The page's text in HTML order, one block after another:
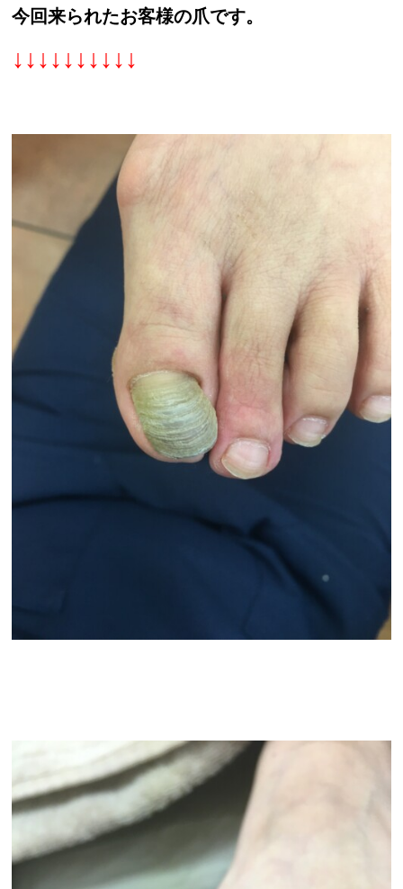
今回来られたお客様の爪です。
↓↓↓↓↓↓↓↓↓↓